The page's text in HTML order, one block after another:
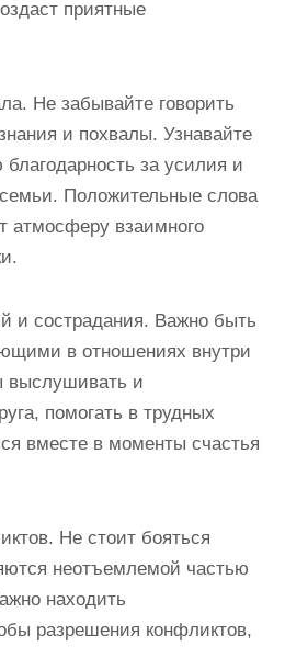
приятные
Не забывайте говорить
и похвалы. Узнавайте
за усилия и
Положительные слова
атмосферу взаимного
и сострадания. Важно быть
в отношениях внутри
выслушивать и
помогать в трудных
вместе в моменты счастья
Не стоит бояться
неотъемлемой частью
находить
разрешения конфликтов,